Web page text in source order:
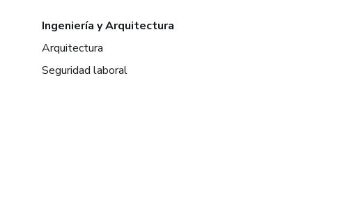
Ingeniería y Arquitectura
Arquitectura
Seguridad laboral